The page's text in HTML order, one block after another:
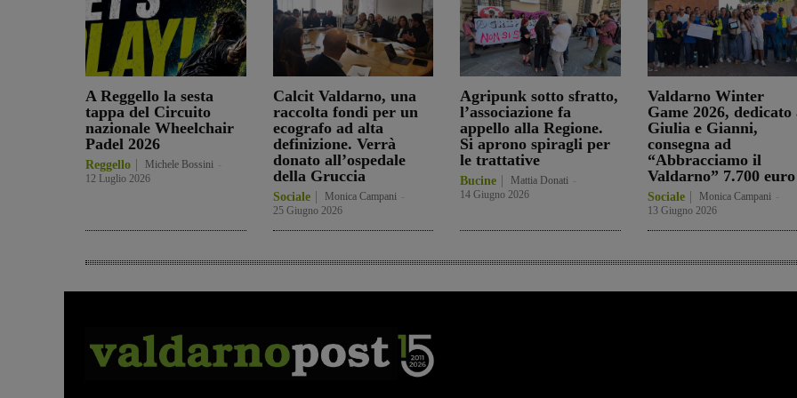
A Reggello la sesta
tappa del Circuito
nazionale Wheelchair
Padel 2026
Reggello Michele Bossini
12 Luglio 2026
Calcit Valdarno, una
raccolta fondi per un
ecografo ad alta
definizione. Verrà
donato all’ospedale
della Gruccia
Sociale Monica Campani
25 Giugno 2026
Agripunk sotto sfratto,
l’associazione fa
appello alla Regione.
Si aprono spiragli per
le trattative
Bucine Mattia Donati
14 Giugno 2026
Valdarno Winter
Game 2026, dedicato
Giulia e Gianni,
consegna ad
“Abbracciamo il
Valdarno” 7.700 euro
Sociale Monica Campani
13 Giugno 2026